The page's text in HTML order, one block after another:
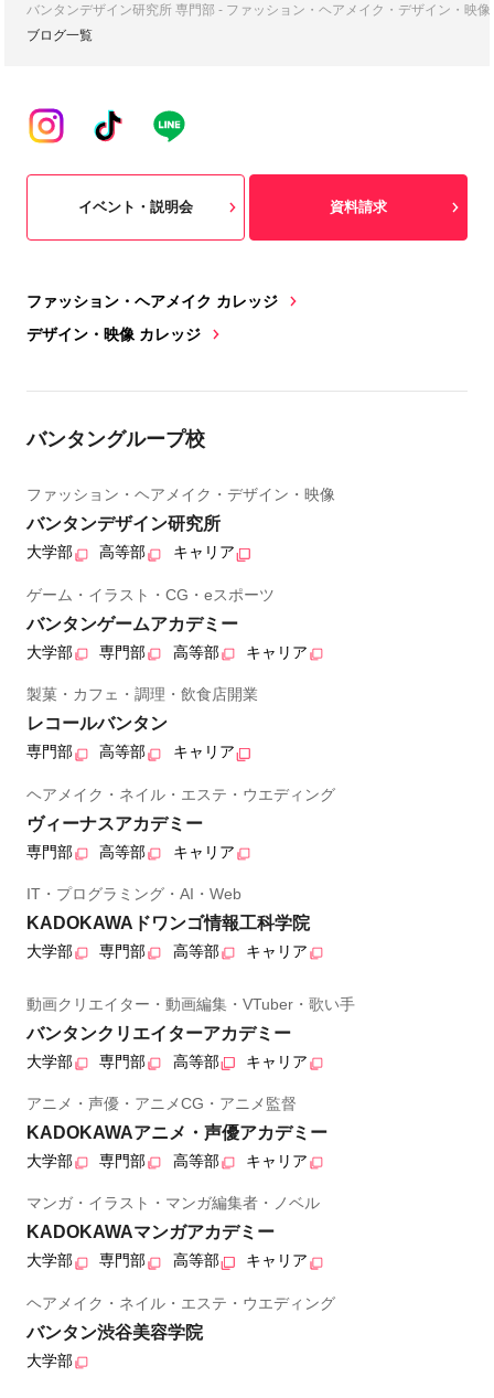
バンタンデザイン研究所 専門部 - ファッション・ヘアメイク・デザイン・映
ブログ一覧
ファッション・ヘアメイク カレッジ
デザイン・映像 カレッジ
イベント・説明会 資料請求
バンタングループ校
ファッション・ヘアメイク・デザイン・映像
バンタンデザイン研究所
大学部 高等部 キャリア
ゲーム・イラスト・CG・eスポーツ
バンタンゲームアカデミー
大学部 専門部 高等部 キャリア
製菓・カフェ・調理・飲食店開業
レコールバンタン
専門部 高等部 キャリア
ヘアメイク・ネイル・エステ・ウエディング
ヴィーナスアカデミー
専門部 高等部 キャリア
IT・プログラミング・AI・Web
KADOKAWAドワンゴ情報工科学院
大学部 専門部 高等部 キャリア
動画クリエイター・動画編集・VTuber・歌い手
バンタンクリエイターアカデミー
大学部 専門部 高等部 キャリア
アニメ・声優・アニメCG・アニメ監督
KADOKAWAアニメ・声優アカデミー
大学部 専門部 高等部 キャリア
マンガ・イラスト・マンガ編集者・ノベル
KADOKAWAマンガアカデミー
大学部 専門部 高等部 キャリア
ヘアメイク・ネイル・エステ・ウエディング
バンタン渋谷美容学院
大学部